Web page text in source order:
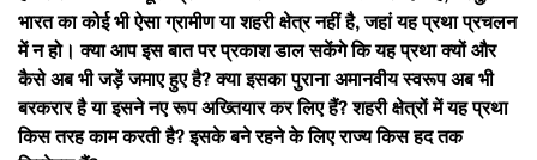
भारत का कोई भी ऐसा ग्रामीण या शहरी क्षेत्र नहीं है, जहां यह प्रथा प्रचलन
में न हो। क्या आप इस बात पर प्रकाश डाल सकेंगे कि यह प्रथा क्यों और
कैसे अब भी जड़ें जमाए हुए है? क्या इसका पुराना अमानवीय स्वरूप अब भी
बरकरार है या इसने नए रूप अख्तियार कर लिए हैं? शहरी क्षेत्रों में यह प्रथा
किस तरह काम करती है? इसके बने रहने के लिए राज्य किस हद तक